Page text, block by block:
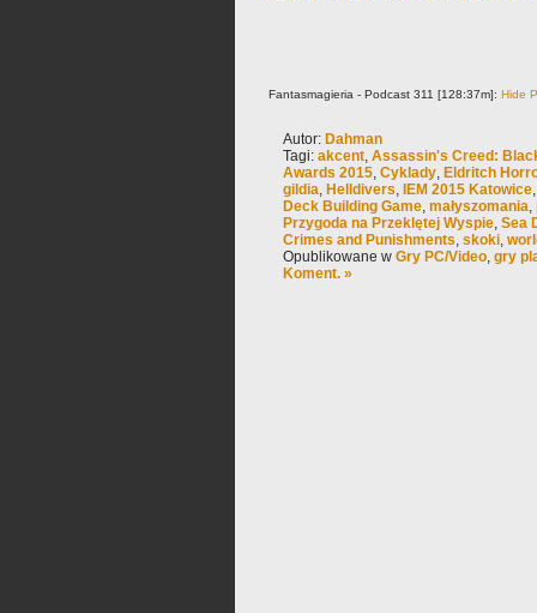
Fantasmagieria - Podcast 311 [128:37m]: Hide
Autor: Dahman
Tagi: akcent, Assassin's Creed:
Awards 2015, Cyklady, Eldritch
gildia, Helldivers, IEM 2015 Katowice
Deck Building Game, małyszomania,
Przygoda na Przeklętej Wyspie, Sea
Crimes and Punishments, skoki,
Opublikowane w Gry PC/Video, gry
Koment. »